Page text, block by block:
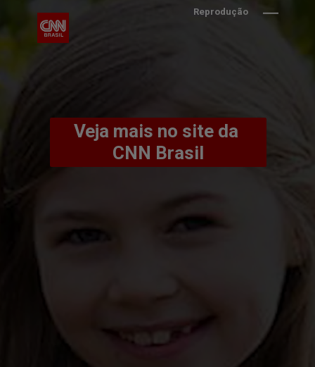
Veja mais no site da
CNN Brasil
Reprodução